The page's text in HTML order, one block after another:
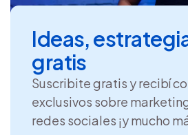
Ideas,
gratis
Suscribite gratis y recibí
exclusivos sobre
redes sociales ¡y mucho